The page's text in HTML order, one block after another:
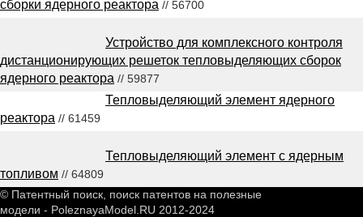
сборки ядерного реактора // 56700
Устройство для комплексного контроля
дистанционирующих решеток тепловыделяющих сборок
ядерного реактора // 59877
Тепловыделяющий элемент ядерного
реактора // 61459
Тепловыделяющий элемент с ядерным
топливом // 64809
© Патентный поиск, поиск патентов на полезные
модели - PoleznayaModel.RU 2012-2024